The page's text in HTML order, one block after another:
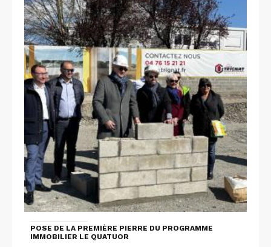
POSE DE LA PREMIÈRE PIERRE DU PROGRAMME
IMMOBILIER LE QUATUOR